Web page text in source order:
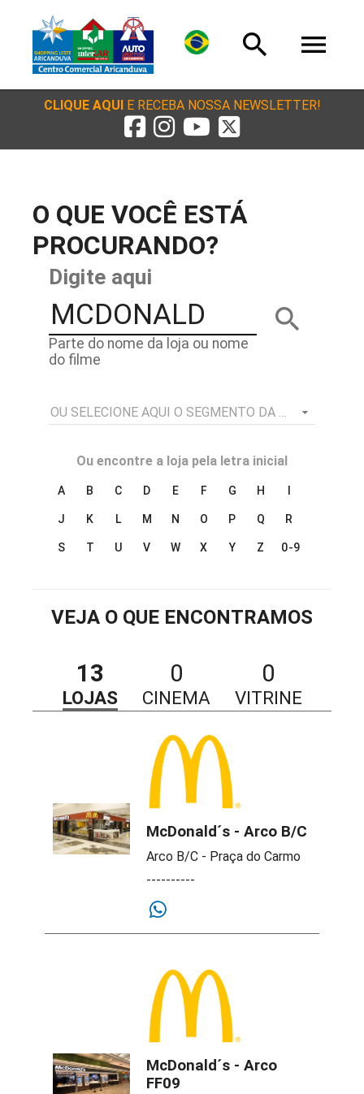
search menu
CLIQUE AQUIE RECEBA NOSSA NEWSLETTER!
O QUE VOCÊ ESTÁ
PROCURANDO?
Digite aqui
Parte do nome da loja ou nome
do filme
search
OU SELECIONE AQUI O SEGMENTO DA LOJA
Ou encontre a loja pela letra inicial
A B C D E F G H
J K L M N O P Q R
S T U V W X Y Z 0-9
VEJA O QUE ENCONTRAMOS
13
LOJAS
0
CINEMA
0
VITRINE
McDonald´s - Arco B/C
Arco B/C - Praça do Carmo
----------
McDonald´s - Arco
FF09